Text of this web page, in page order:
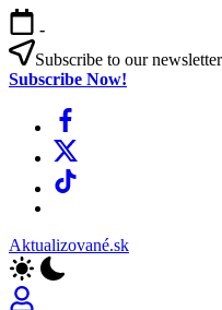
Skip
to
content
-
Subscribe to our
Subscribe Now!
Facebook
X
TikTok
Aktualizované.sk